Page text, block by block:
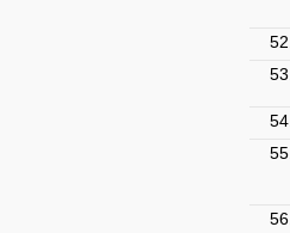
52.
53.
54.
55.
56.